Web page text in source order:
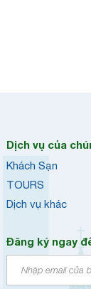
Dịch vụ của
Khách Sạn
TOURS
Dịch vụ khác
Đăng ký ngay